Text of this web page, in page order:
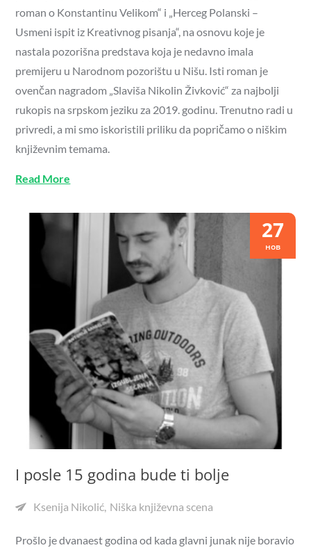
roman o Konstantinu Velikom“ i „Herceg Polanski –
Usmeni ispit iz Kreativnog pisanja“, na osnovu koje je
nastala pozorišna predstava koja je nedavno imala
premijeru u Narodnom pozorištu u Nišu. Isti roman je
ovenčan nagradom „Slaviša Nikolin Živković“ za najbolji
rukopis na srpskom jeziku za 2019. godinu. Trenutno radi u
privredi, a mi smo iskoristili priliku da popričamo o niškim
književnim temama.
Read More
27
нов
I posle 15 godina bude ti bolje
Ksenija Nikolić Niška književna scena
Prošlo je dvanaest godina od kada glavni junak nije boravio